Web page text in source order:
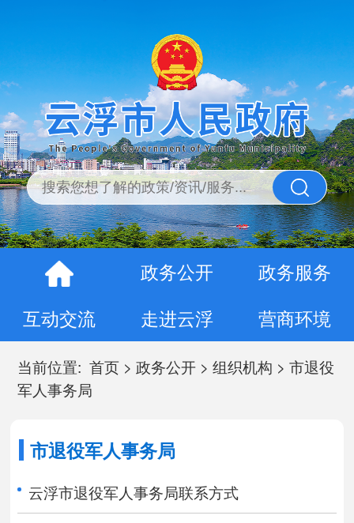
政务公开
政务服务
互动交流
走进云浮 营商环境
当前位置: 首页> 政务公开> 组织机构 > 市退役
军人事务局
市退役军人事务局
云浮市退役军人事务局联系方式